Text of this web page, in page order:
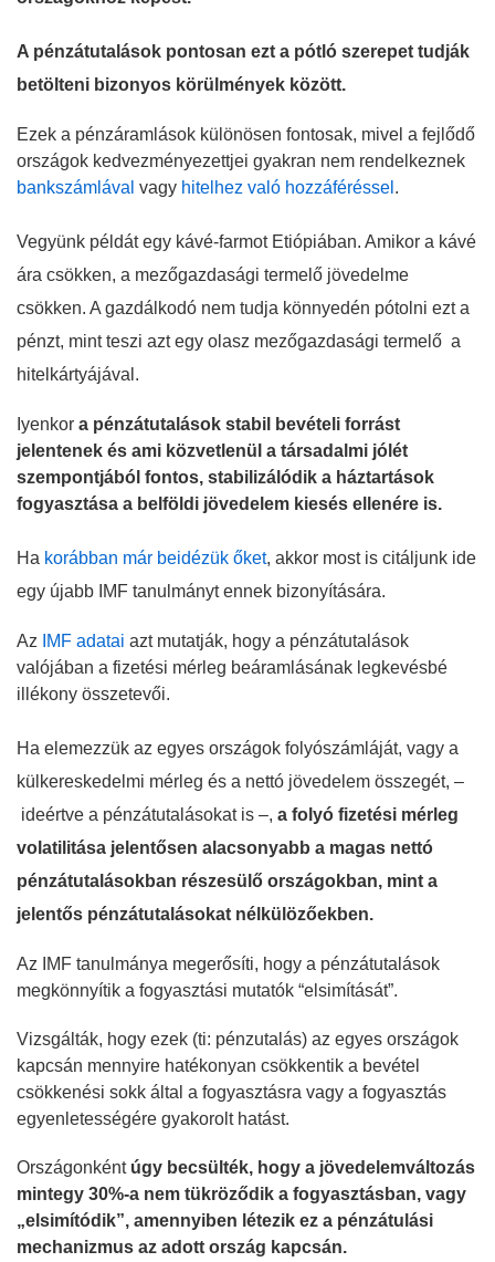
A pénzátutalások pontosan ezt a pótló szerepet tudják
betölteni bizonyos körülmények között.
Ezek a pénzáramlások különösen fontosak, mivel a fejlődő
országok kedvezményezettjei gyakran nem rendelkeznek
bankszámlával vagy hitelhez való hozzáféréssel .
Vegyünk példát egy kávé-farmot Etiópiában. Amikor a kávé
ára csökken, a mezőgazdasági termelő jövedelme
csökken. A gazdálkodó nem tudja könnyedén pótolni ezt a
pénzt, mint teszi azt egy olasz mezőgazdasági termelő a
hitelkártyájával.
Iyenkor a pénzátutalások stabil bevételi forrást
jelentenek és ami közvetlenül a társadalmi jólét
szempontjából fontos, stabilizálódik a háztartások
fogyasztása a belföldi jövedelem kiesés ellenére is.
Ha korábban már beidézük őket, akkor most is citáljunk ide
egy újabb IMF tanulmányt ennek bizonyítására.
Az IMF adatai azt mutatják, hogy a pénzátutalások
valójában a fizetési mérleg beáramlásának legkevésbé
illékony összetevői.
Ha elemezzük az egyes országok folyószámláját, vagy a
külkereskedelmi mérleg és a nettó jövedelem összegét, –
ideértve a pénzátutalásokat is –, a folyó fizetési mérleg
volatilitása jelentősen alacsonyabb a magas nettó
pénzátutalásokban részesülő országokban, mint a
jelentős pénzátutalásokat nélkülözőekben.
Az IMF tanulmánya megerősíti, hogy a pénzátutalások
megkönnyítik a fogyasztási mutatók “elsimítását”.
Vizsgálták, hogy ezek (ti: pénzutalás) az egyes országok
kapcsán mennyire hatékonyan csökkentik a bevétel
csökkenési sokk által a fogyasztásra vagy a fogyasztás
egyenletességére gyakorolt ​​hatást.
Országonként úgy becsülték, hogy a jövedelemváltozás
mintegy 30%-a nem tükröződik a fogyasztásban, vagy
„elsimítódik”, amennyiben létezik ez a pénzátulási
mechanizmus az adott ország kapcsán.